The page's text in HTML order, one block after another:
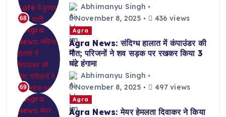
68
Abhimanyu Singh
November 8, 2025
436 views
69
Agra
Agra News: संदिग्ध हालात में कंपाउंडर की
मौत; परिजनों ने शव सड़क पर रखकर किया 3
घंटे हंगामा
Abhimanyu Singh
November 8, 2025
497 views
Agra
Agra News: मेयर हेमलता दिवाकर ने किया